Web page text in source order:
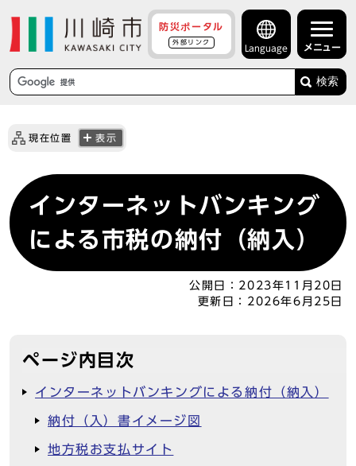
防災ポータル
外部リンク
Language メニュー
検索
現在位置 表示
インターネットバンキング
による市税の納付（納入）
公開日： 2023年11月20日
更新日： 2026年6月25日
ページ内目次
インターネットバンキングによる納付（納入）
納付（入）書イメージ図
地方税お支払サイト